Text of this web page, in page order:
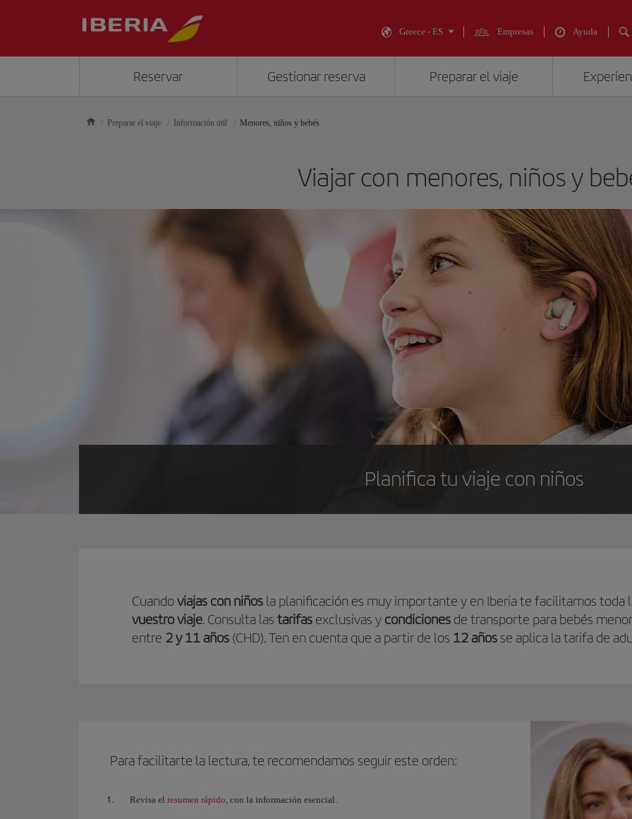
Greece - ES Empresas Ayuda
Reservar Gestionar reserva Preparar el viaje
Preparar el viaje Información útil Menores, niños y bebés
Viajar con menores, niños y
Planifica tu viaje con niños
Cuandoviajas con niños la planificación es muy importante y en Iberia te facilitamos toda
vuestro viaje. Consulta las tarifas exclusivas y condiciones de transporte para bebés
entre 2 y 11 años (CHD). Ten en cuenta que a partir de los 12 añosse aplica la tarifa de
Para facilitarte la lectura, te recomendamos seguir este orden:
Revisa el resumen rápido, con la información esencial.